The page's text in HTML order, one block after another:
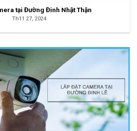
tại Đường Đinh Nhật Thận
Th11 27, 2024